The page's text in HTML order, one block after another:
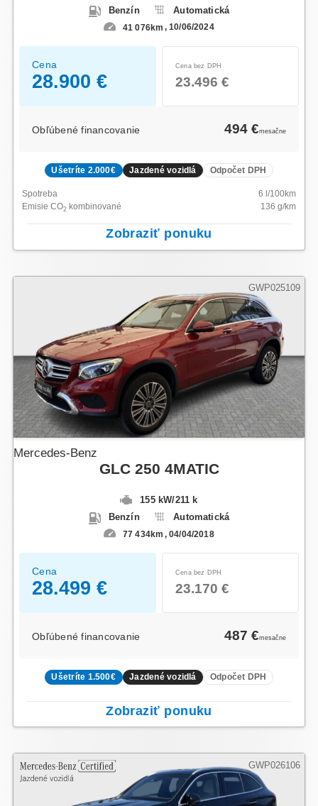
Benzín
Automatická
41 076km 10/06/2024
Cena
28.900 €
Cena bez DPH
23.496 €
Obľúbené financovanie 494 €mesačne
Ušetríte 2.000€ Jazdené vozidlá Odpočet DPH
Spotreba 6l/100km
Emisie CO2kombinované 136 g/km
Zobraziť ponuku
Mercedes-Benz
GLC 250 4MATIC
155 kW/211 k
Benzín
Automatická
77 434km 04/04/2018
GWP025109
Cena
28.499 €
Cena bez DPH
23.170 €
Obľúbené financovanie 487 €mesačne
Ušetríte 1.500€ Jazdené vozidlá Odpočet DPH
Zobraziť ponuku
GWP026106